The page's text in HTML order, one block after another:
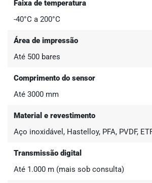
Faixa de temperatura
-40°C a 200°C
Área de impressão
Até 500 bares
Comprimento do sensor
Até 3000 mm
Material e revestimento
Aço inoxidável, Hastelloy, PFA, PVDF,
Transmissão digital
Até 1.000 m (mais sob consulta)